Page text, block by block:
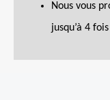
Nous vous
jusqu’à 4